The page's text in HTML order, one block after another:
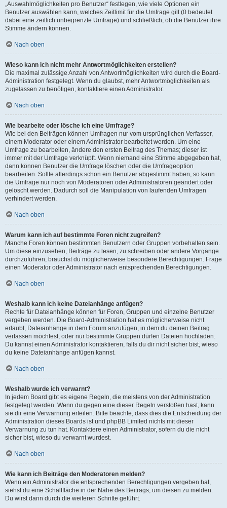
„Auswahlmöglichkeiten pro Benutzer“ festlegen, wie viele Optionen ein
Benutzer auswählen kann, welches Zeitlimit für die Umfrage gilt (0 bedeutet
dabei eine zeitlich unbegrenzte Umfrage) und schließlich, ob die Benutzer ihre
Stimme ändern können.
Nach oben
Wieso kann ich nicht mehr Antwortmöglichkeiten erstellen?
Die maximal zulässige Anzahl von Antwortmöglichkeiten wird durch die Board-
Administration festgelegt. Wenn du glaubst, mehr Antwortmöglichkeiten als
zugelassen zu benötigen, kontaktiere einen Administrator.
Nach oben
Wie bearbeite oder lösche ich eine Umfrage?
Wie bei den Beiträgen können Umfragen nur vom ursprünglichen Verfasser,
einem Moderator oder einem Administrator bearbeitet werden. Um eine
Umfrage zu bearbeiten, ändere den ersten Beitrag des Themas; dieser ist
immer mit der Umfrage verknüpft. Wenn niemand eine Stimme abgegeben hat,
dann können Benutzer die Umfrage löschen oder die Umfrageoption
bearbeiten. Sollte allerdings schon ein Benutzer abgestimmt haben, so kann
die Umfrage nur noch von Moderatoren oder Administratoren geändert oder
gelöscht werden. Dadurch soll die Manipulation von laufenden Umfragen
verhindert werden.
Nach oben
Warum kann ich auf bestimmte Foren nicht zugreifen?
Manche Foren können bestimmten Benutzern oder Gruppen vorbehalten sein.
Um diese einzusehen, Beiträge zu lesen, zu schreiben oder andere Vorgänge
durchzuführen, brauchst du möglicherweise besondere Berechtigungen. Frage
einen Moderator oder Administrator nach entsprechenden Berechtigungen.
Nach oben
Weshalb kann ich keine Dateianhänge anfügen?
Rechte für Dateianhänge können für Foren, Gruppen und einzelne Benutzer
vergeben werden. Die Board-Administration hat es möglicherweise nicht
erlaubt, Dateianhänge in dem Forum anzufügen, in dem du deinen Beitrag
verfassen möchtest, oder nur bestimmte Gruppen dürfen Dateien hochladen.
Du kannst einen Administrator kontaktieren, falls du dir nicht sicher bist, wieso
du keine Dateianhänge anfügen kannst.
Nach oben
Weshalb wurde ich verwarnt?
In jedem Board gibt es eigene Regeln, die meistens von der Administration
festgelegt werden. Wenn du gegen eine dieser Regeln verstoßen hast, kann
sie dir eine Verwarnung erteilen. Bitte beachte, dass dies die Entscheidung der
Administration dieses Boards ist und phpBB Limited nichts mit dieser
Verwarnung zu tun hat. Kontaktiere einen Administrator, sofern du die nicht
sicher bist, wieso du verwarnt wurdest.
Nach oben
Wie kann ich Beiträge den Moderatoren melden?
Wenn ein Administrator die entsprechenden Berechtigungen vergeben hat,
siehst du eine Schaltfläche in der Nähe des Beitrags, um diesen zu melden.
Du wirst dann durch die weiteren Schritte geführt.